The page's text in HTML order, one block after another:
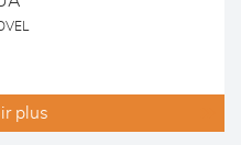
plus